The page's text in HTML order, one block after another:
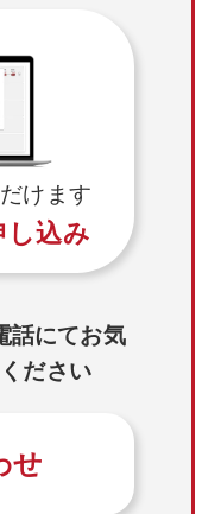
とを指すものと
問い合わせ、採
)等、本サイトに
場合にのみご提
提供いただいた
用者の同意なく
ございません。
ケティングデー
ない状態で利用
けます
し込み
話にてお気
ださい
せ